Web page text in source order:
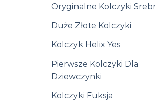
Oryginalne Kolczyki
Duże Złote Kolczyki
Kolczyk Helix Yes
Pierwsze Kolczyki Dla
Dziewczynki
Kolczyki Fuksja